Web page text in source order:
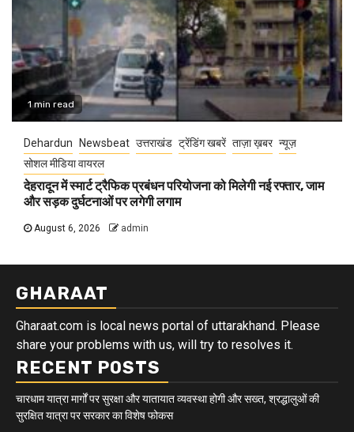
1 min read
Dehardun Newsbeat उत्तराखंड ट्रेंडिंग खबरें ताज़ा ख़बर न्यूज़
सोशल मीडिया वायरल
देहरादून में स्मार्ट ट्रैफिक प्रबंधन परियोजना को मिलेगी नई रफ्तार, जाम
और सड़क दुर्घटनाओं पर लगेगी लगाम
August 6, 2026 admin
GHARAAT
Gharaat.com is local news portal of uttarakhand. Please
share your problems with us, will try to resolves it.
RECENT POSTS
चारधाम यात्रा मार्गों पर सुरक्षा और यातायात व्यवस्था होगी और सख्त, श्रद्धालुओं की
सुरक्षित यात्रा पर सरकार का विशेष फोकस